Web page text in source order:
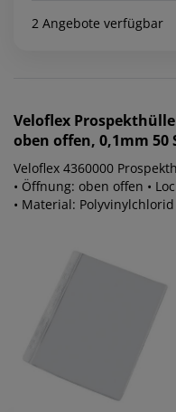
2 Angebote verfügbar
Veloflex
oben offen, 0,1mm 50
Veloflex 4360000
• Öffnung: oben offen •
• Material: